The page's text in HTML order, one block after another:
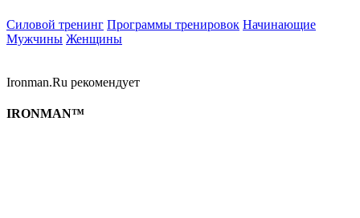
Силовой тренинг Программы тренировок Начинающие
Мужчины Женщины
Ironman.Ru рекомендует
IRONMAN™